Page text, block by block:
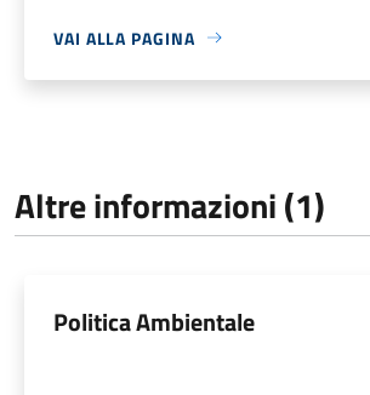
VAI ALLA PAGINA
Altre informazioni (1)
Politica Ambientale